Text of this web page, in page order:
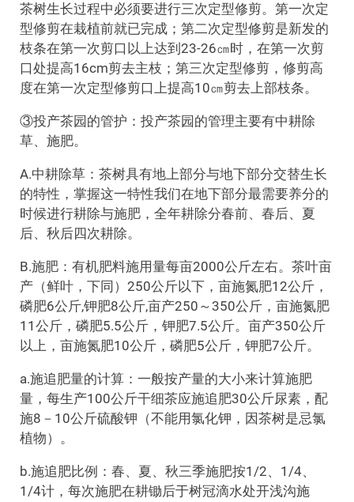
茶树生长过程中必须要进行三次定型修剪。第一次定
型修剪在栽植前就已完成；第二次定型修剪是新发的
枝条在第一次剪口以上达到23-26㎝时，在第一次剪
口处提高16cm剪去主枝；第三次定型修剪，修剪高
度在第一次定型修剪口上提高10㎝剪去上部枝条。
③投产茶园的管护：投产茶园的管理主要有中耕除
草、施肥。
A.中耕除草：茶树具有地上部分与地下部分交替生长
的特性，掌握这一特性我们在地下部分最需要养分的
时候进行耕除与施肥，全年耕除分春前、春后、夏
后、秋后四次耕除。
B.施肥：有机肥料施用量每亩2000公斤左右。茶叶亩
产（鲜叶，下同）250公斤以下，亩施氮肥12公斤，
磷肥6公斤,钾肥8公斤,亩产250～350公斤，亩施氮肥
11公斤，磷肥5.5公斤，钾肥7.5公斤。亩产350公斤
以上，亩施氮肥10公斤，磷肥5公斤，钾肥7公斤。
a.施追肥量的计算：一般按产量的大小来计算施肥
量，每生产100公斤干细茶应施追肥30公斤尿素，配
施8－10公斤硫酸钾（不能用氯化钾，因茶树是忌氯
植物）。
b.施追肥比例：春、夏、秋三季施肥按1/2、1/4、
1/4计，每次施肥在耕锄后于树冠滴水处开浅沟施